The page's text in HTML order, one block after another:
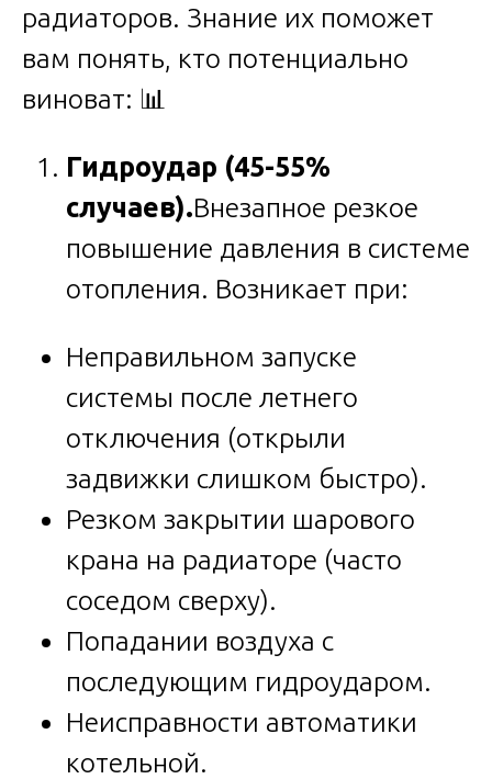
радиаторов. Знание их поможет
вам понять, кто потенциально
виноват: 📊
Гидроудар (45-55%
случаев).Внезапное резкое
повышение давления в системе
отопления. Возникает при:
Неправильном запуске
системы после летнего
отключения (открыли
задвижки слишком быстро).
Резком закрытии шарового
крана на радиаторе (часто
соседом сверху).
Попадании воздуха с
последующим гидроударом.
Неисправности автоматики
котельной.